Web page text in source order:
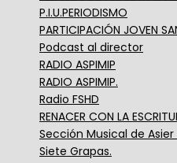
P.I.U.PERIODISMO
PARTICIPACIÓN JOVEN
Podcast al director
RADIO ASPIMIP
RADIO ASPIMIP.
Radio FSHD
RENACER CON LA
Sección Musical de
Siete Grapas.